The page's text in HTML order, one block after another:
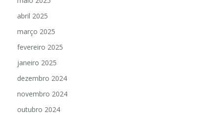
abril 2025
março 2025
fevereiro 2025
janeiro 2025
dezembro 2024
novembro 2024
outubro 2024